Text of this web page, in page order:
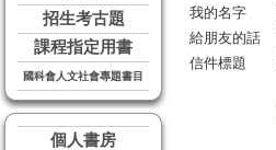
招生考古題
課程指定用書
國科會人文社會專題書目
個人書房
我的名字
給朋友的話
信件標題